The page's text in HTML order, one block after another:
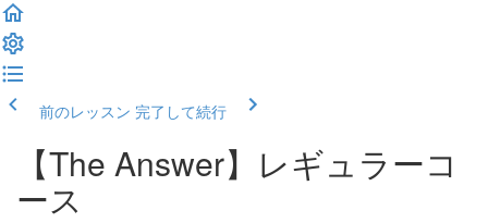
前のレッスン 完了して続行
【The Answer】レギュラーコ
ース